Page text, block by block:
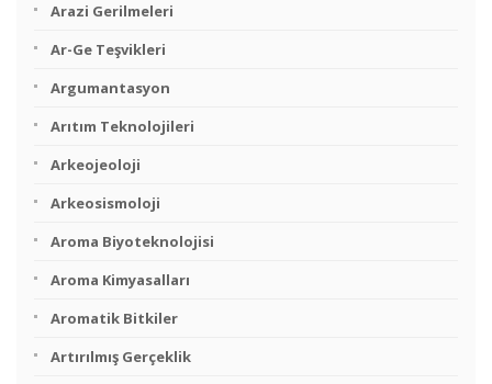
Arazi Gerilmeleri
Ar-Ge Teşvikleri
Argumantasyon
Arıtım Teknolojileri
Arkeojeoloji
Arkeosismoloji
Aroma Biyoteknolojisi
Aroma Kimyasalları
Aromatik Bitkiler
Artırılmış Gerçeklik